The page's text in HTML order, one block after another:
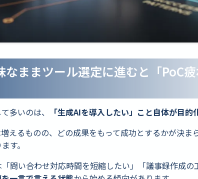
なままツール選定に進むと「PoC疲
多いのは、 「生成AIを導入したい」こと自体が目的
えるものの、どの成果をもって成功とするかが決ま
す。
問い合わせ対応時間を短縮したい」「議事録作成の